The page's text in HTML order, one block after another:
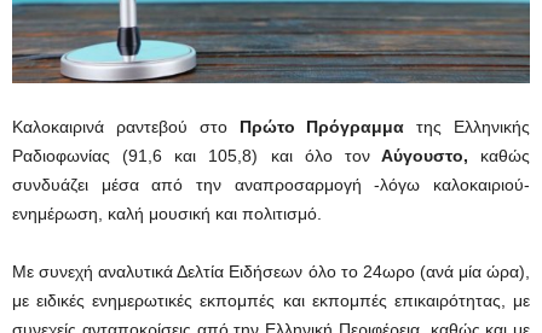
Καλοκαιρινά ραντεβού στο Πρώτο Πρόγραμμα της Ελληνικής
Ραδιοφωνίας (91,6 και 105,8) και όλο τονΑύγουστο, καθώς
συνδυάζει μέσα από την αναπροσαρμογή -λόγω καλοκαιριού-
ενημέρωση, καλή μουσική και πολιτισμό.
Με συνεχή αναλυτικά Δελτία Ειδήσεων όλο το 24ωρο (ανά μία ώρα),
με ειδικές ενημερωτικές εκπομπές και εκπομπές επικαιρότητας, με